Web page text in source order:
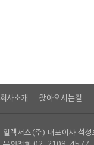
회사소개 찾아오시는길
일렉서스(주) 대표이사 석성